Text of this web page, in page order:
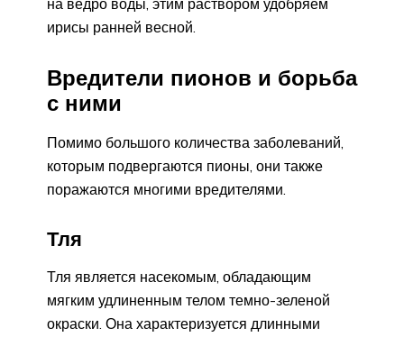
на ведро воды, этим раствором удобряем
ирисы ранней весной.
Вредители пионов и борьба
с ними
Помимо большого количества заболеваний,
которым подвергаются пионы, они также
поражаются многими вредителями.
Тля
Тля является насекомым, обладающим
мягким удлиненным телом темно-зеленой
окраски. Она характеризуется длинными